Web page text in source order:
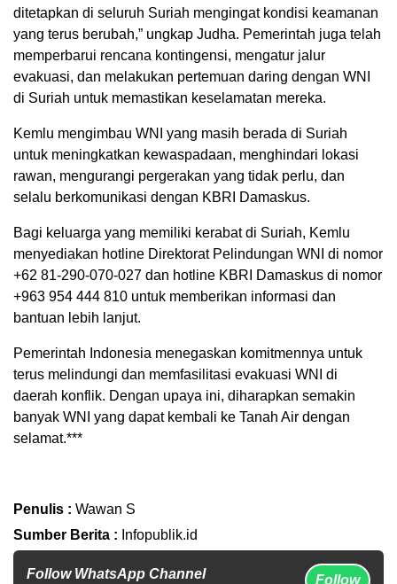
ditetapkan di seluruh Suriah mengingat kondisi keamanan
yang terus berubah,” ungkap Judha. Pemerintah juga telah
memperbarui rencana kontingensi, mengatur jalur
evakuasi, dan melakukan pertemuan daring dengan WNI
di Suriah untuk memastikan keselamatan mereka.
Kemlu mengimbau WNI yang masih berada di Suriah
untuk meningkatkan kewaspadaan, menghindari lokasi
rawan, mengurangi pergerakan yang tidak perlu, dan
selalu berkomunikasi dengan KBRI Damaskus.
Bagi keluarga yang memiliki kerabat di Suriah, Kemlu
menyediakan hotline Direktorat Pelindungan WNI di nomor
+62 81-290-070-027 dan hotline KBRI Damaskus di nomor
+963 954 444 810 untuk memberikan informasi dan
bantuan lebih lanjut.
Pemerintah Indonesia menegaskan komitmennya untuk
terus melindungi dan memfasilitasi evakuasi WNI di
daerah konflik. Dengan upaya ini, diharapkan semakin
banyak WNI yang dapat kembali ke Tanah Air dengan
selamat.***
Penulis : Wawan S
Sumber Berita : Infopublik.id
Follow WhatsApp Channel
Follow